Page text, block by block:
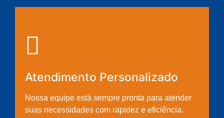
Atendimento Personalizado
Nossa equipe está sempre pronta para atender
suas necessidades com rapidez e eficiência.